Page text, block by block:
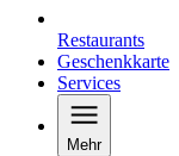
Restaurants
Geschenkkarte
Services
Mehr